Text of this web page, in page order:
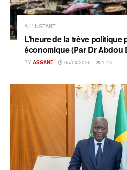
A L'INSTANT
L’heure de la trêve politique
économique (Par Dr Abdou
BY ASSANE 05/08/2026 1.4K